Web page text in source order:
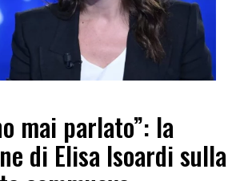
mai parlato”: la
di Elisa Isoardi sulla